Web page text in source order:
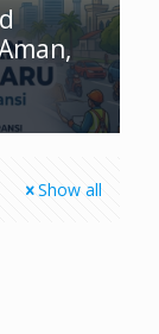
Show all